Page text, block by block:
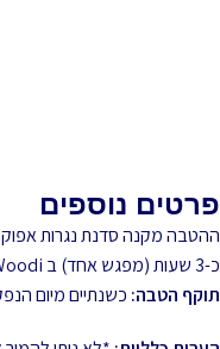
פרטים נוספים
כ-3 שעות (מפגש אחד) ב Ofek Woodi
תוקף הטבה: כשנתיים מיום